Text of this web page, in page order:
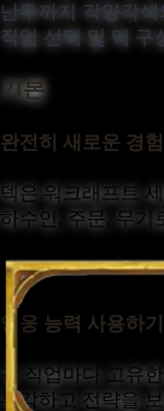
난투까지 각양각
직업 선택 및 덱 구
기본
완전히 새로운 경험
덱은 워크래프트
하수인, 주문, 무기
영웅 능력 사용하기
각 직업마다 고유
부각하고 전략을